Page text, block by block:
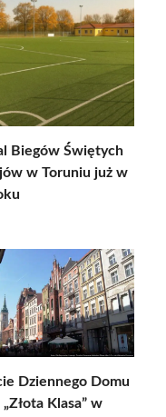
Biegów Świętych
w Toruniu już w
Dziennego Domu
Klasa” w